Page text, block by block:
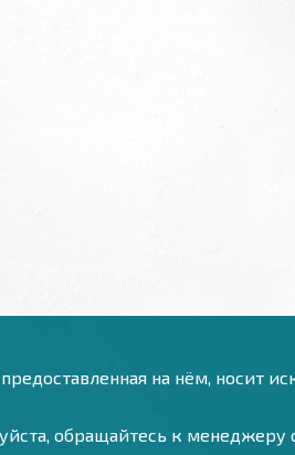
на нём, носит
обращайтесь к